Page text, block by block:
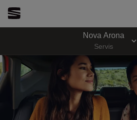
Nova Arona
Servis